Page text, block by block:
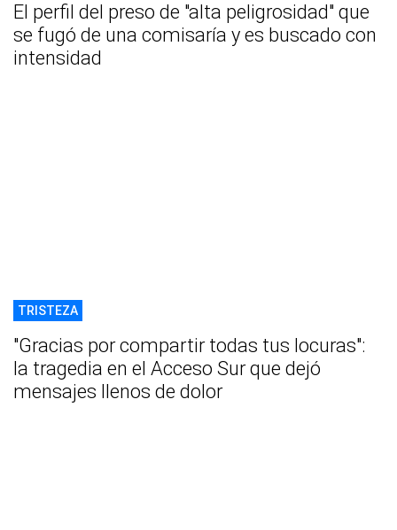
El perfil del preso de "alta peligrosidad" que
se fugó de una comisaría y es buscado con
intensidad
TRISTEZA
"Gracias por compartir todas tus locuras":
la tragedia en el Acceso Sur que dejó
mensajes llenos de dolor